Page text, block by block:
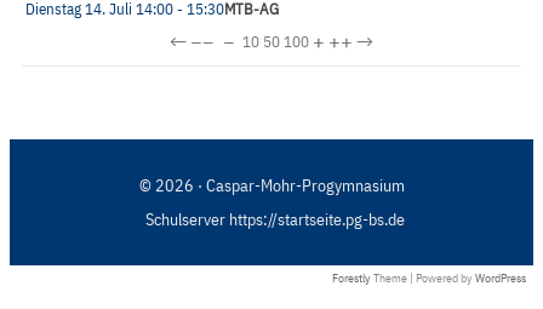
Dienstag 14. Juli 14:00- 15:30MTB-AG
←−− − 10 50100 + ++→
© 2026 · Caspar-Mohr-Progymnasium
Schulserver https://startseite.pg-bs.de
Forestly Theme | Powered by WordPress